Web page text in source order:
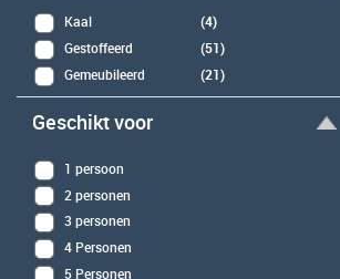
Kaal
(4)
Gestoffeerd
(51)
Gemeubileerd
(21)
Geschikt voor
1 persoon
2 personen
3 personen
4 Personen
5 Personen